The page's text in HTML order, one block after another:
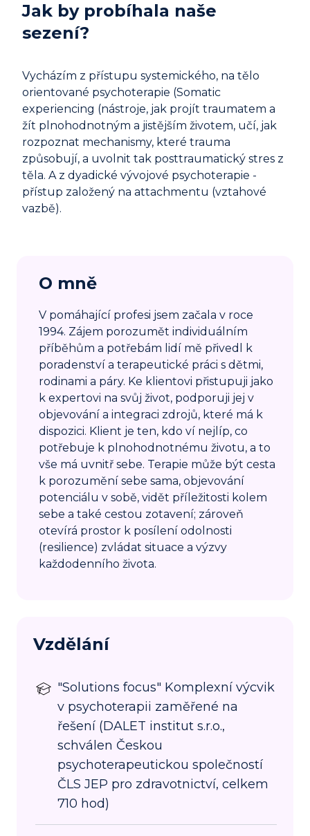
Jak by probíhala naše
sezení?
Vycházím z přístupu systemického, na tělo
orientované psychoterapie (Somatic
experiencing (nástroje, jak projít traumatem a
žít plnohodnotným a jistějším životem, učí, jak
rozpoznat mechanismy, které trauma
způsobují, a uvolnit tak posttraumatický stres z
těla. A z dyadické vývojové psychoterapie -
přístup založený na attachmentu (vztahové
vazbě).
O mně
V pomáhající profesi jsem začala v roce
1994. Zájem porozumět individuálním
příběhům a potřebám lidí mě přivedl k
poradenství a terapeutické práci s dětmi,
rodinami a páry. Ke klientovi přistupuji jako
k expertovi na svůj život, podporuji jej v
objevování a integraci zdrojů, které má k
dispozici. Klient je ten, kdo ví nejlíp, co
potřebuje k plnohodnotnému životu, a to
vše má uvnitř sebe. Terapie může být cesta
k porozumění sebe sama, objevování
potenciálu v sobě, vidět příležitosti kolem
sebe a také cestou zotavení; zároveň
otevírá prostor k posílení odolnosti
(resilience) zvládat situace a výzvy
každodenního života.
Vzdělání
"Solutions focus" Komplexní výcvik
v psychoterapii zaměřené na
řešení (DALET institut s.r.o.,
schválen Českou
psychoterapeutickou společností
ČLS JEP pro zdravotnictví, celkem
710 hod)